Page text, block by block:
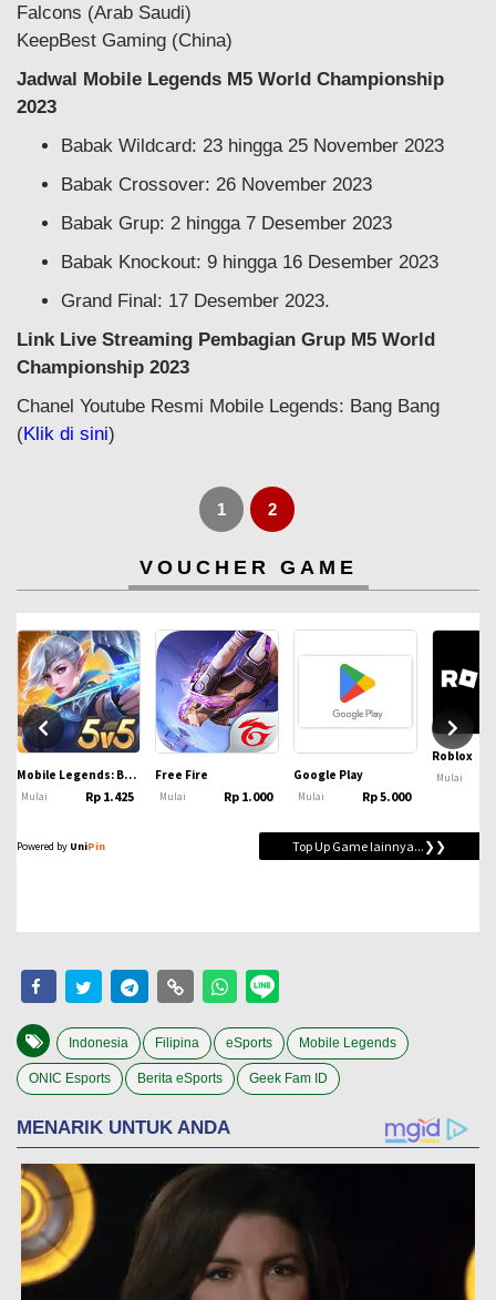
Falcons (Arab Saudi)
KeepBest Gaming (China)
Jadwal Mobile Legends M5 World Championship
2023
Babak Wildcard: 23 hingga 25 November 2023
Babak Crossover: 26 November 2023
Babak Grup: 2 hingga 7 Desember 2023
Babak Knockout: 9 hingga 16 Desember 2023
Grand Final: 17 Desember 2023.
Link Live Streaming Pembagian Grup M5 World
Championship 2023
Chanel Youtube Resmi Mobile Legends: Bang Bang
(Klik di sini)
1 2
VOUCHER GAME
Indonesia Filipina eSports Mobile Legends
ONIC Esports Berita eSports Geek Fam ID